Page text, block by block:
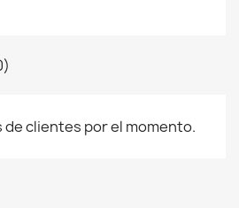
de clientes por el momento.